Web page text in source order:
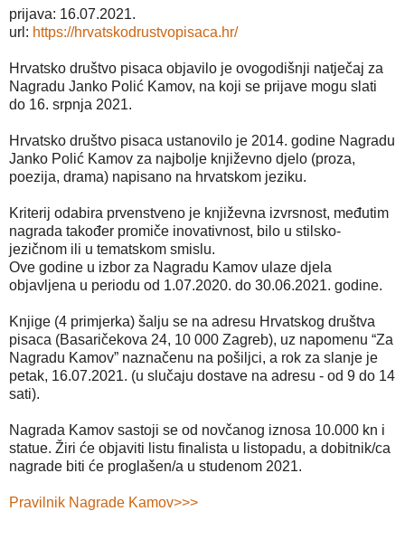
prijava: 16.07.2021.
url: https://hrvatskodrustvopisaca.hr/
Hrvatsko društvo pisaca objavilo je ovogodišnji natječaj za
Nagradu Janko Polić Kamov, na koji se prijave mogu slati
do 16. srpnja 2021.
Hrvatsko društvo pisaca ustanovilo je 2014. godine Nagradu
Janko Polić Kamov za najbolje književno djelo (proza,
poezija, drama) napisano na hrvatskom jeziku.
Kriterij odabira prvenstveno je književna izvrsnost, međutim
nagrada također promiče inovativnost, bilo u stilsko-
jezičnom ili u tematskom smislu.
Ove godine u izbor za Nagradu Kamov ulaze djela
objavljena u periodu od 1.07.2020. do 30.06.2021. godine.
Knjige (4 primjerka) šalju se na adresu Hrvatskog društva
pisaca (Basaričekova 24, 10 000 Zagreb), uz napomenu “Za
Nagradu Kamov” naznačenu na pošiljci, a rok za slanje je
petak, 16.07.2021. (u slučaju dostave na adresu - od 9 do 14
sati).
Nagrada Kamov sastoji se od novčanog iznosa 10.000 kn i
statue. Žiri će objaviti listu finalista u listopadu, a dobitnik/ca
nagrade biti će proglašen/a u studenom 2021.
Pravilnik Nagrade Kamov>>>